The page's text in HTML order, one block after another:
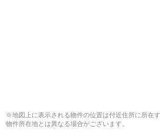
※地図上に表示される物件の位置は付近住所に所在
物件所在地とは異なる場合がございます。